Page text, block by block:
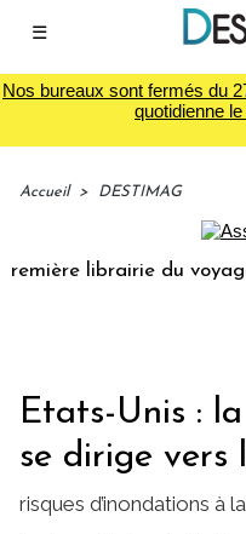
☰
Nos bureaux sont fermés du
quotidienne
Accueil > DESTIMAG
librairie du voyage
Etats-Unis :
se dirige vers
risques d’inondations à